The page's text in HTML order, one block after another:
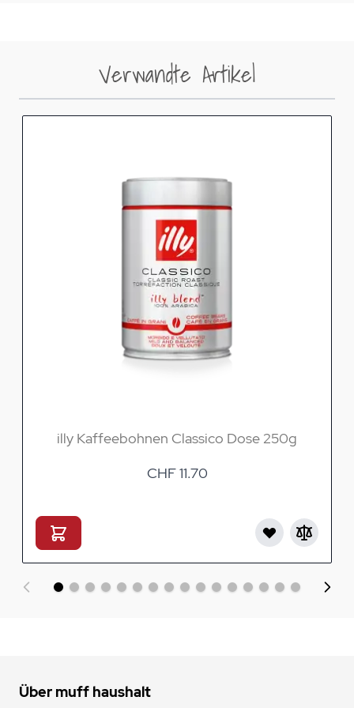
Verwandte Artikel
illy Kaffeebohnen Classico Dose 250g
CHF 11.70
Über muff haushalt